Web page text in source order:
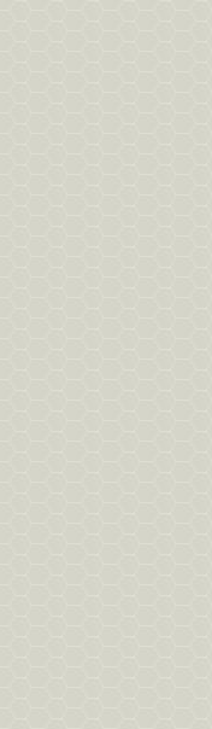
ス中示Ａ